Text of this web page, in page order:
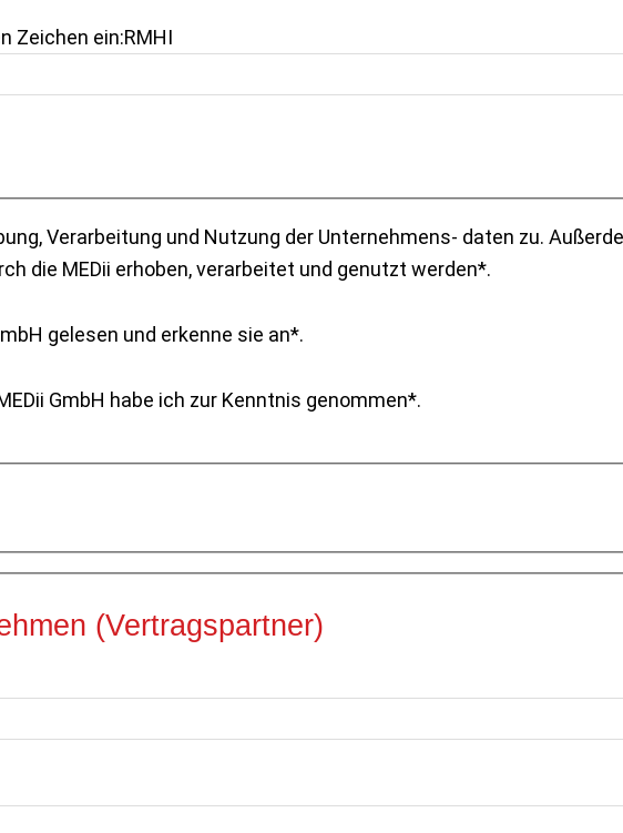
Zeichen ein:RMHI
der Unternehmens- daten zu. Außerdem stimmt der Teilnehmer zu, dass seine
Daten durch die MEDii erhoben, verarbeitet und genutzt werden*.
gelesen und erkenne sie an*.
GmbH habe ich zur Kenntnis genommen*.
(Vertragspartner)